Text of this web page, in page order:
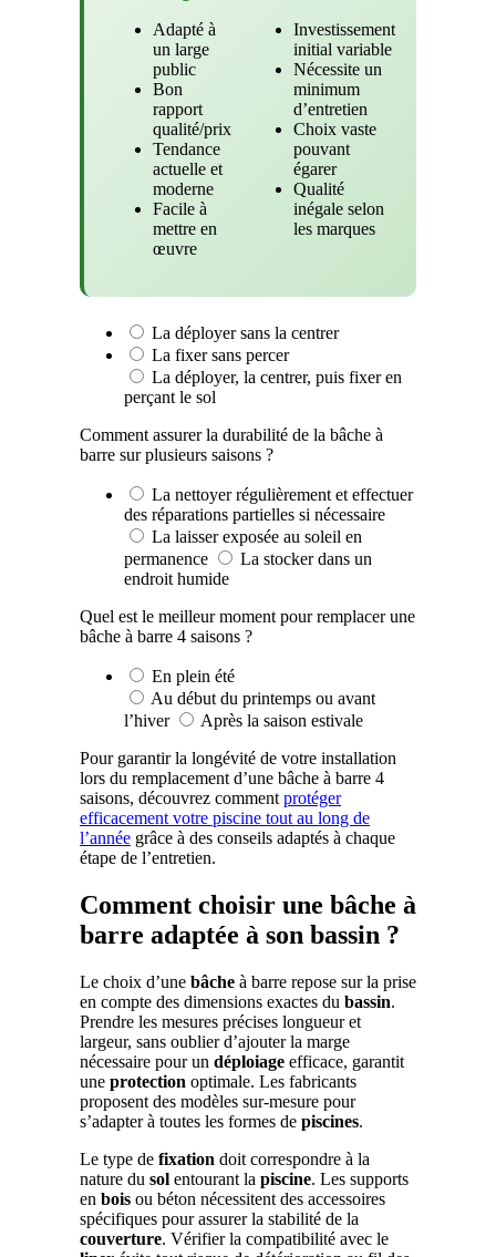
Adapté à
un large
public
Bon
rapport
qualité/prix
Tendance
actuelle et
moderne
Facile à
mettre en
œuvre
Investissement
initial variable
Nécessite un
minimum
d’entretien
Choix vaste
pouvant
égarer
Qualité
inégale selon
les marques
La déployer sans la centrer
La fixer sans percer
La déployer, la centrer, puis fixer en
perçant le sol
Comment assurer la durabilité de la bâche à
barre sur plusieurs saisons ?
La nettoyer régulièrement et effectuer
des réparations partielles si nécessaire
La laisser exposée au soleil en
permanence
La stocker dans un
endroit humide
Quel est le meilleur moment pour remplacer une
bâche à barre 4 saisons ?
En plein été
Au début du printemps ou avant
l’hiver
Après la saison estivale
Pour garantir la longévité de votre installation
lors du remplacement d’une bâche à barre 4
saisons, découvrez comment protéger
efficacement votre piscine tout au long de
l’année grâce à des conseils adaptés à chaque
étape de l’entretien.
Comment choisir une bâche à
barre adaptée à son bassin ?
Le choix d’une bâche à barre repose sur la prise
en compte des dimensions exactes du bassin.
Prendre les mesures précises longueur et
largeur, sans oublier d’ajouter la marge
nécessaire pour un déploiage efficace, garantit
une protection optimale. Les fabricants
proposent des modèles sur-mesure pour
s’adapter à toutes les formes de piscines.
Le type de fixation doit correspondre à la
nature du sol entourant la piscine. Les supports
en bois ou béton nécessitent des accessoires
spécifiques pour assurer la stabilité de la
couverture. Vérifier la compatibilité avec le